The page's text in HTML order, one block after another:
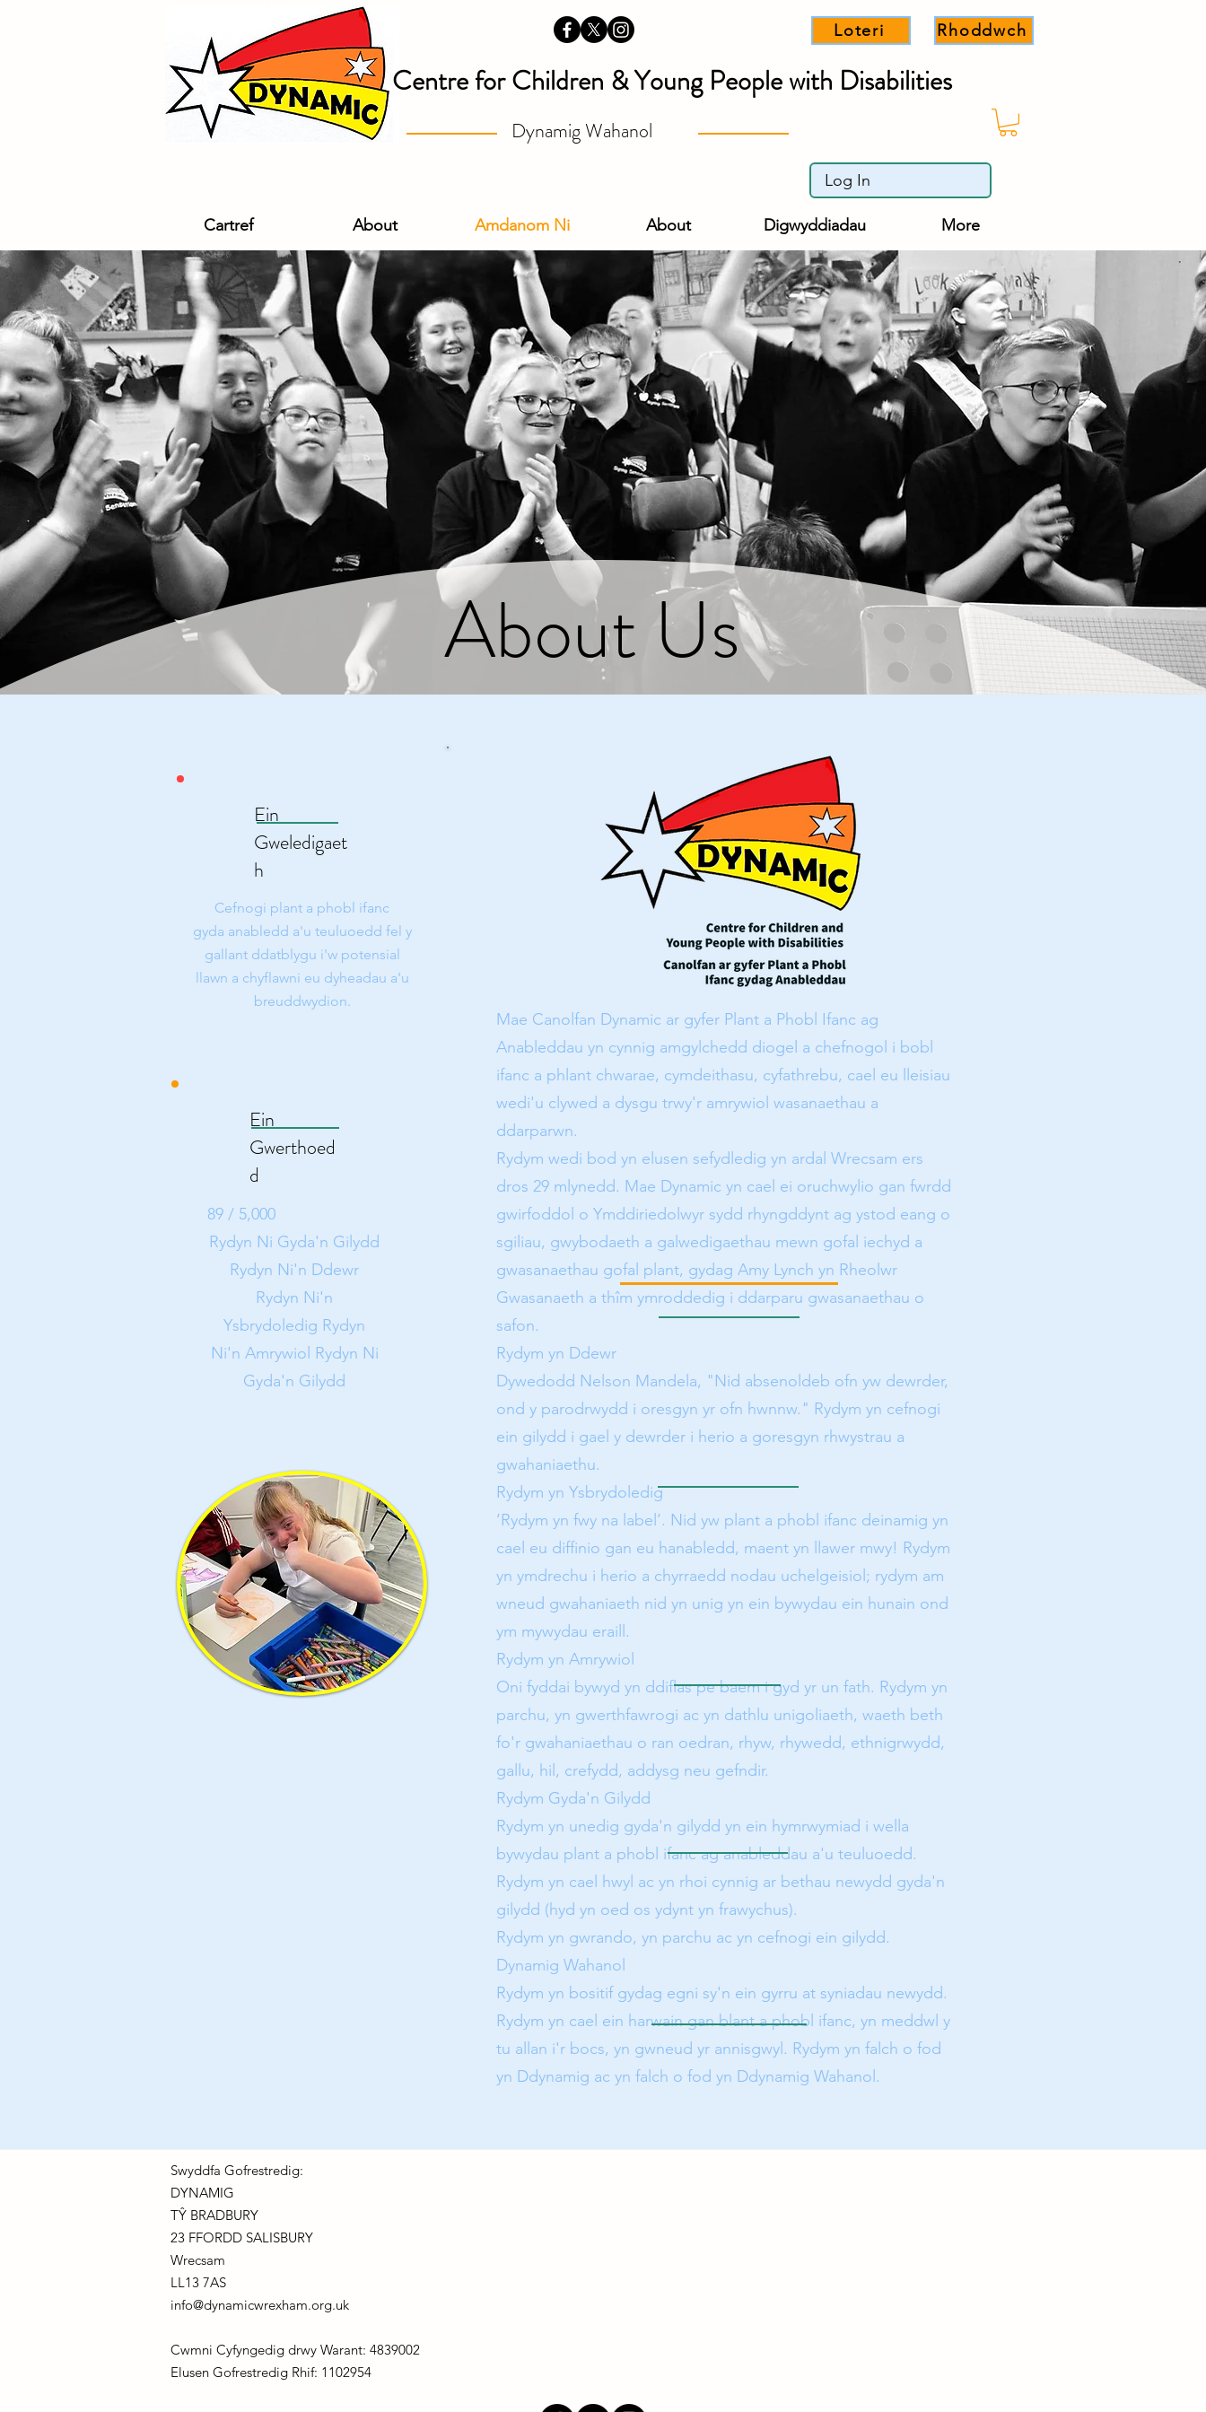
Dynamig Wahanol
Loteri Rhoddwch
Centre for Children & Young People with Disabilities
Log In
Cartref About Amdanom Ni About Digwyddiadau More
About Us
Ein
Gweledigaet
h
Cefnogi plant a phobl ifanc
gyda anabledd a'u teuluoedd fel y
gallant ddatblygu i'w potensial
llawn a chyflawni eu dyheadau a'u
breuddwydion.
Ein
Gwerthoed
d
89 / 5,000
Rydyn Ni Gyda'n Gilydd
Rydyn Ni'n Ddewr
Rydyn Ni'n
Ysbrydoledig Rydyn
Ni'n Amrywiol Rydyn Ni
Gyda'n Gilydd
Mae Canolfan Dynamic ar gyfer Plant a Phobl Ifanc ag
Anableddau yn cynnig amgylchedd diogel a chefnogol i bobl
ifanc a phlant chwarae, cymdeithasu, cyfathrebu, cael eu lleisiau
wedi'u clywed a dysgu trwy'r amrywiol wasanaethau a
ddarparwn.
Rydym wedi bod yn elusen sefydledig yn ardal Wrecsam ers
dros 29 mlynedd. Mae Dynamic yn cael ei oruchwylio gan fwrdd
gwirfoddol o Ymddiriedolwyr sydd rhyngddynt ag ystod eang o
sgiliau, gwybodaeth a galwedigaethau mewn gofal iechyd a
gwasanaethau gofal plant, gydag Amy Lynch yn Rheolwr
Gwasanaeth a thîm ymroddedig i ddarparu gwasanaethau o
safon.
Rydym yn Ddewr
Dywedodd Nelson Mandela, "Nid absenoldeb ofn yw dewrder,
ond y parodrwydd i oresgyn yr ofn hwnnw." Rydym yn cefnogi
ein gilydd i gael y dewrder i herio a goresgyn rhwystrau a
gwahaniaethu.
Rydym yn Ysbrydoledig
‘Rydym yn fwy na label’. Nid yw plant a phobl ifanc deinamig yn
cael eu diffinio gan eu hanabledd, maent yn llawer mwy! Rydym
yn ymdrechu i herio a chyrraedd nodau uchelgeisiol; rydym am
wneud gwahaniaeth nid yn unig yn ein bywydau ein hunain ond
ym mywydau eraill.
Rydym yn Amrywiol
Oni fyddai bywyd yn ddiflas pe baem i gyd yr un fath. Rydym yn
parchu, yn gwerthfawrogi ac yn dathlu unigoliaeth, waeth beth
fo'r gwahaniaethau o ran oedran, rhyw, rhywedd, ethnigrwydd,
gallu, hil, crefydd, addysg neu gefndir.
Rydym Gyda'n Gilydd
Rydym yn unedig gyda'n gilydd yn ein hymrwymiad i wella
bywydau plant a phobl ifanc ag anableddau a'u teuluoedd.
Rydym yn cael hwyl ac yn rhoi cynnig ar bethau newydd gyda'n
gilydd (hyd yn oed os ydynt yn frawychus).
Rydym yn gwrando, yn parchu ac yn cefnogi ein gilydd.
Dynamig Wahanol
Rydym yn bositif gydag egni sy'n ein gyrru at syniadau newydd.
Rydym yn cael ein harwain gan blant a phobl ifanc, yn meddwl y
tu allan i'r bocs, yn gwneud yr annisgwyl. Rydym yn falch o fod
yn Ddynamig ac yn falch o fod yn Ddynamig Wahanol.
Swyddfa Gofrestredig:
DYNAMIG
TŶ BRADBURY
23 FFORDD SALISBURY
Wrecsam
LL13 7AS
info@dynamicwrexham.org.uk
Cwmni Cyfyngedig drwy Warant: 4839002
Elusen Gofrestredig Rhif: 1102954